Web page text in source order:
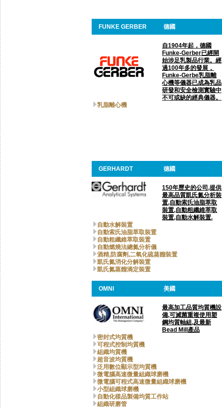
FUNKE GERBER 德國
自1904年起，德國
Funke-Gerber已經開
始涉足乳製品行業。經
過100年多的發展，
Funke-Gerbe乳脂離
心機等儀器已成為乳品
研發和安全檢測實驗中
不可或缺的經典儀器。
乳脂離心機
GERHARDT 德國
150年歷史的公司,提供
最高品質凱氏氮分析裝
置,自動索氏油脂萃取
裝置,自動粗纖維萃取
裝置,自動水解裝置.
自動水解裝置
自動索氏油脂萃取裝置
自動粗纖維萃取裝置
自動燃燒法總氮分析儀
酒精,防腐劑,二氧化硫蒸餾裝置
凱氏氮消化分解裝置
凱氏氮蒸餾滴定裝置
OMNI 美國
最高加工品質均質機設
備,可滅菌重複使用塑
鋼均質軸組,及最新
Bead Mill產品
密封式均質機
可程式控制均質機
組織均質機
超音波均質機
泛用數位顯示型均質機
微電腦高速微量組織球磨機
微電腦可程式高速微量組織球磨機
小型組織球磨機
自動化樣品製備均質工作站
組織研磨管